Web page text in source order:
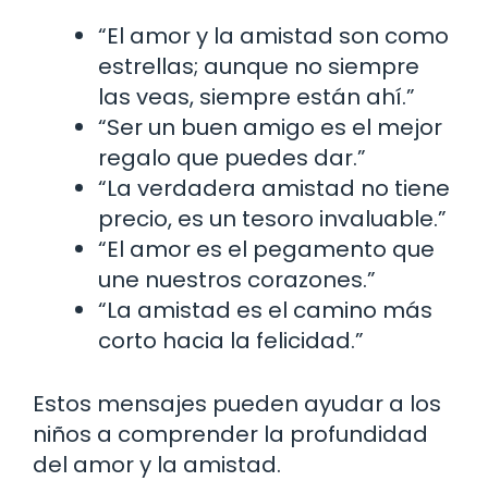
“El amor y la amistad son como
estrellas; aunque no siempre
las veas, siempre están ahí.”
“Ser un buen amigo es el mejor
regalo que puedes dar.”
“La verdadera amistad no tiene
precio, es un tesoro invaluable.”
“El amor es el pegamento que
une nuestros corazones.”
“La amistad es el camino más
corto hacia la felicidad.”
Estos mensajes pueden ayudar a los
niños a comprender la profundidad
del amor y la amistad.